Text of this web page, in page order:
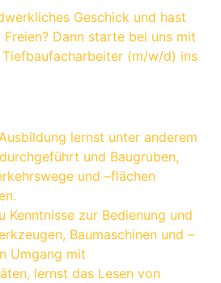
Geschick und hast
Dann starte bei uns mit
(m/w/d) ins
lernst unter anderem
und Baugruben,
und –flächen
Kenntnisse zur Bedienung und
Baumaschinen und –
Umgang mit
lernst das Lesen von